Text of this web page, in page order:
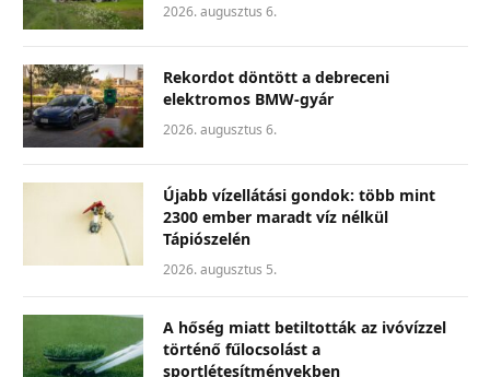
2026. augusztus 6.
Rekordot döntött a debreceni
elektromos BMW-gyár
2026. augusztus 6.
Újabb vízellátási gondok: több mint
2300 ember maradt víz nélkül
Tápiószelén
2026. augusztus 5.
A hőség miatt betiltották az ivóvízzel
történő fűlocsolást a
sportlétesítményekben